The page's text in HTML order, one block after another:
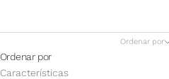
Ordenar por
Ordenar por
Características